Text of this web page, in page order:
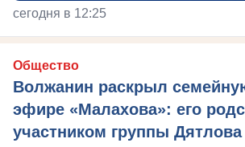
сегодня в 12:25
Общество
Волжанин раскрыл
эфире «Малахова»: его
участником группы Дятлова